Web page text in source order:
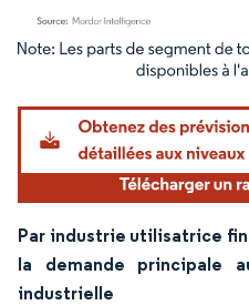
Image © Mordor Intelligence. La
Par industrie utilisatrice
la demande principale
industrielle